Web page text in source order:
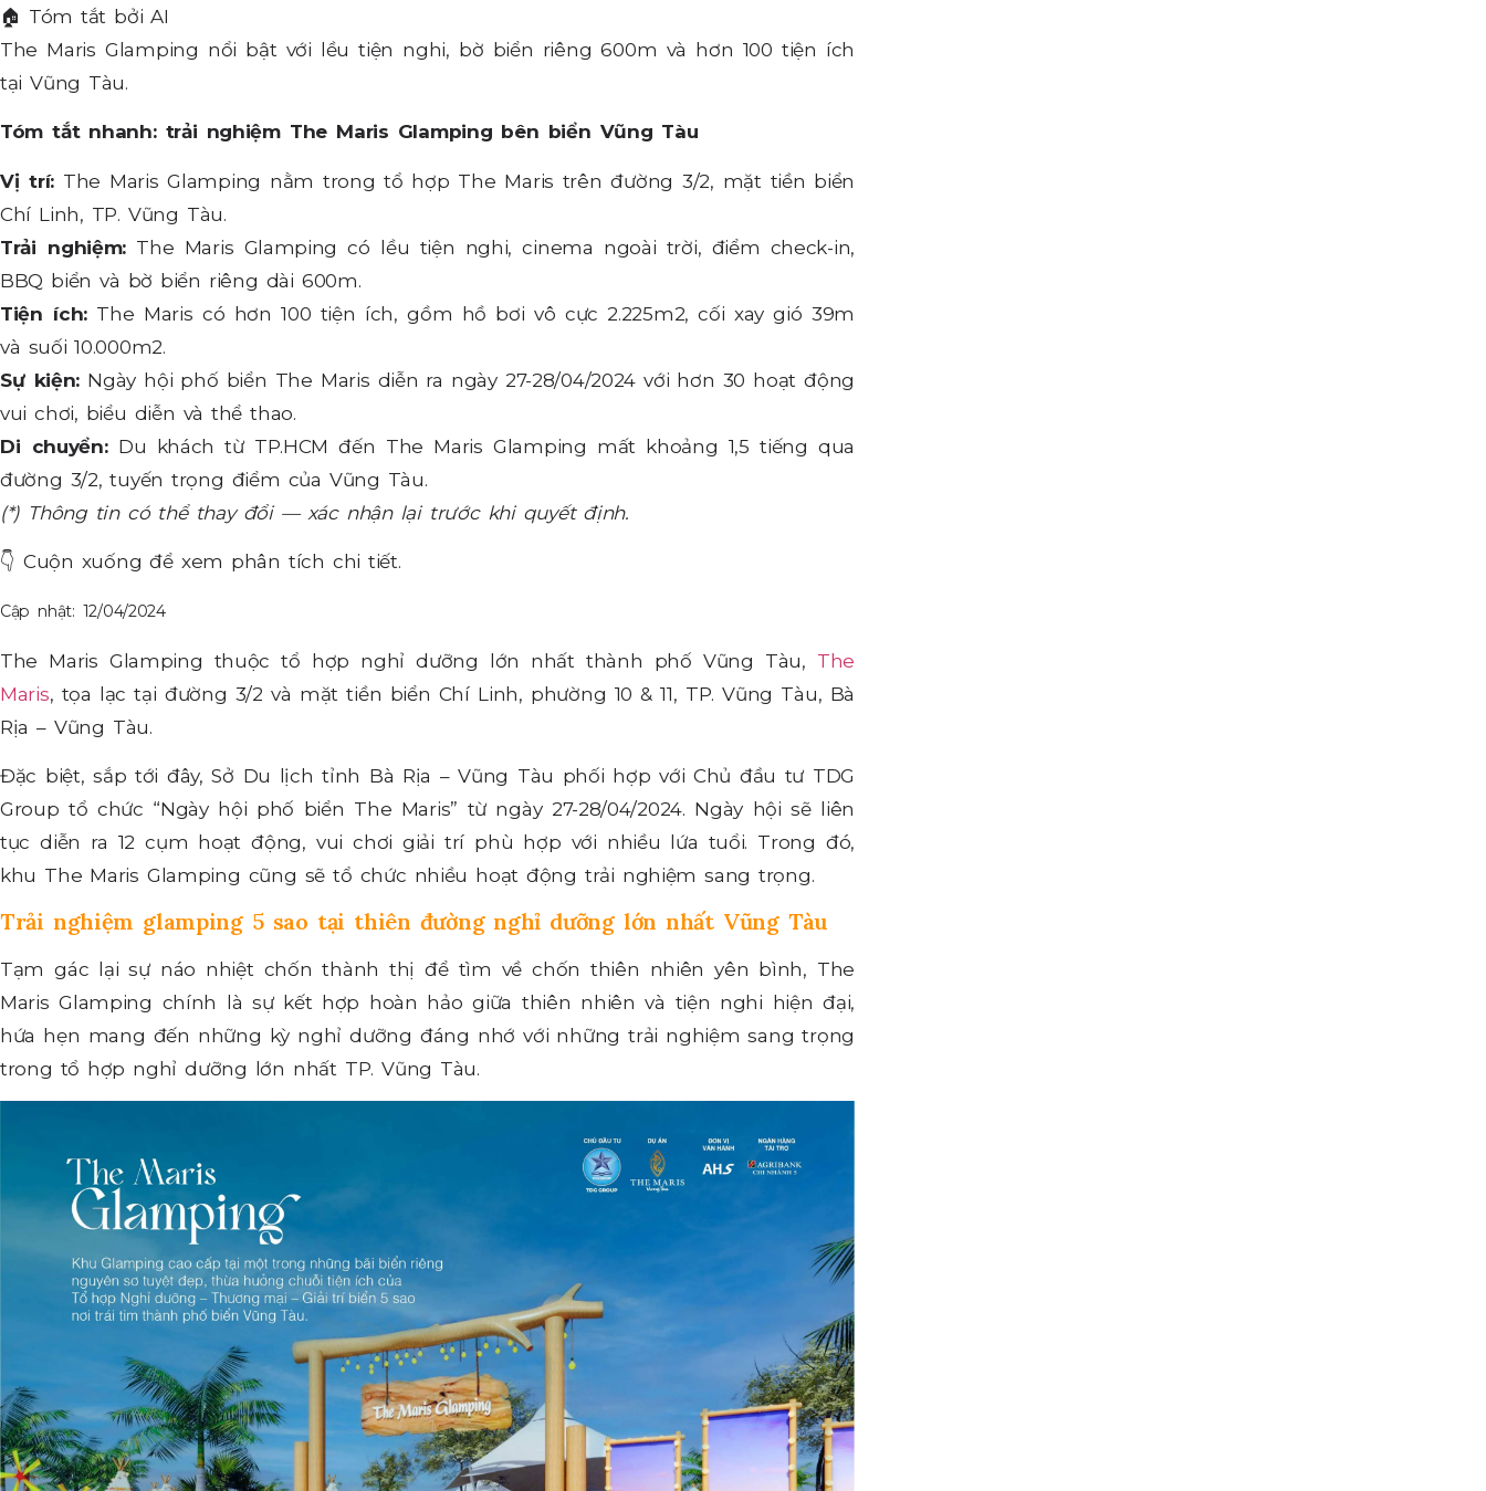
🏠 Tóm tắt bởi AI
The Maris Glamping nổi bật với lều tiện nghi, bờ biển riêng 600m và hơn 100 tiện ích
tại Vũng Tàu.
Tóm tắt nhanh: trải nghiệm The Maris Glamping bên biển Vũng Tàu
Vị trí: The Maris Glamping nằm trong tổ hợp The Maris trên đường 3/2, mặt tiền biển
Chí Linh, TP. Vũng Tàu.
Trải nghiệm: The Maris Glamping có lều tiện nghi, cinema ngoài trời, điểm check-in,
BBQ biển và bờ biển riêng dài 600m.
Tiện ích: The Maris có hơn 100 tiện ích, gồm hồ bơi vô cực 2.225m2, cối xay gió 39m
và suối 10.000m2.
Sự kiện: Ngày hội phố biển The Maris diễn ra ngày 27-28/04/2024 với hơn 30 hoạt động
vui chơi, biểu diễn và thể thao.
Di chuyển: Du khách từ TP.HCM đến The Maris Glamping mất khoảng 1,5 tiếng qua
đường 3/2, tuyến trọng điểm của Vũng Tàu.
(*) Thông tin có thể thay đổi — xác nhận lại trước khi quyết định.
👇 Cuộn xuống để xem phân tích chi tiết.
Cập nhật: 12/04/2024
The Maris Glamping thuộc tổ hợp nghỉ dưỡng lớn nhất thành phố Vũng Tàu, The
Maris, tọa lạc tại đường 3/2 và mặt tiền biển Chí Linh, phường 10 & 11, TP. Vũng Tàu, Bà
Rịa – Vũng Tàu.
Đặc biệt, sắp tới đây, Sở Du lịch tỉnh Bà Rịa – Vũng Tàu phối hợp với Chủ đầu tư TDG
Group tổ chức “Ngày hội phố biển The Maris” từ ngày 27-28/04/2024. Ngày hội sẽ liên
tục diễn ra 12 cụm hoạt động, vui chơi giải trí phù hợp với nhiều lứa tuổi. Trong đó,
khu The Maris Glamping cũng sẽ tổ chức nhiều hoạt động trải nghiệm sang trọng.
Trải nghiệm glamping 5 sao tại thiên đường nghỉ dưỡng lớn nhất Vũng Tàu
Tạm gác lại sự náo nhiệt chốn thành thị để tìm về chốn thiên nhiên yên bình, The
Maris Glamping chính là sự kết hợp hoàn hảo giữa thiên nhiên và tiện nghi hiện đại,
hứa hẹn mang đến những kỳ nghỉ dưỡng đáng nhớ với những trải nghiệm sang trọng
trong tổ hợp nghỉ dưỡng lớn nhất TP. Vũng Tàu.